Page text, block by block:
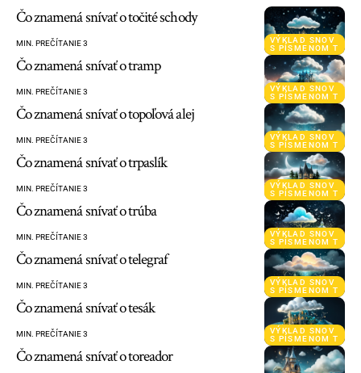
VÝKLAD SNOV
S PÍSMENOM T
Čo znamená snívať o točité schody
MIN. PREČÍTANIE 3
VÝKLAD SNOV
S PÍSMENOM T
Čo znamená snívať o tramp
MIN. PREČÍTANIE 3
VÝKLAD SNOV
S PÍSMENOM T
Čo znamená snívať o topoľová alej
MIN. PREČÍTANIE 3
VÝKLAD SNOV
S PÍSMENOM T
Čo znamená snívať o trpaslík
MIN. PREČÍTANIE 3
VÝKLAD SNOV
S PÍSMENOM T
Čo znamená snívať o trúba
MIN. PREČÍTANIE 3
VÝKLAD SNOV
S PÍSMENOM T
Čo znamená snívať o telegraf
MIN. PREČÍTANIE 3
VÝKLAD SNOV
S PÍSMENOM T
Čo znamená snívať o tesák
MIN. PREČÍTANIE 3
Čo znamená snívať o toreador